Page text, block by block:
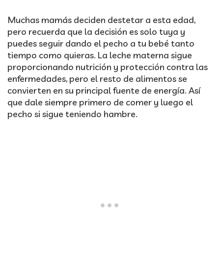
Muchas mamás deciden destetar a esta edad,
pero recuerda que la decisión es solo tuya y
puedes seguir dando el pecho a tu bebé tanto
tiempo como quieras. La leche materna sigue
proporcionando nutrición y protección contra las
enfermedades, pero el resto de alimentos se
convierten en su principal fuente de energía. Así
que dale siempre primero de comer y luego el
pecho si sigue teniendo hambre.